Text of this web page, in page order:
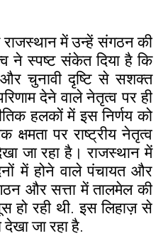
राजस्थान में उन्हें संगठन की
ने स्पष्ट संकेत दिया है कि
चुनावी दृष्टि से सशक्त
देने वाले नेतृत्व पर ही
हलकों में इस निर्णय को
पर राष्ट्रीय नेतृत्व
जा रहा है। राजस्थान में
में होने वाले पंचायत और
और सत्ता में तालमेल की
रही थी. इस लिहाज़ से
जा रहा है.